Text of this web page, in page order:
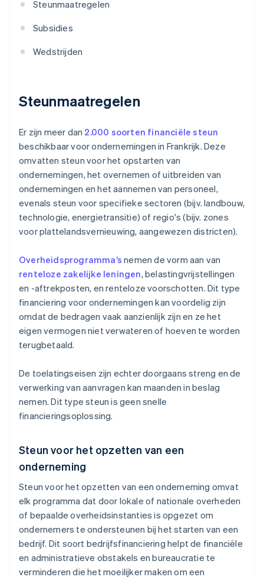
Steunmaatregelen
Subsidies
Wedstrijden
Steunmaatregelen
Er zijn meer dan 2.000 soorten financiële steun
beschikbaar voor ondernemingen in Frankrijk. Deze
omvatten steun voor het opstarten van
ondernemingen, het overnemen of uitbreiden van
ondernemingen en het aannemen van personeel,
evenals steun voor specifieke sectoren (bijv. landbouw,
technologie, energietransitie) of regio's (bijv. zones
voor plattelandsvernieuwing, aangewezen districten).
Overheidsprogramma’s nemen de vorm aan van
renteloze zakelijke leningen, belastingvrijstellingen
en -aftrekposten, en renteloze voorschotten. Dit type
financiering voor ondernemingen kan voordelig zijn
omdat de bedragen vaak aanzienlijk zijn en ze het
eigen vermogen niet verwateren of hoeven te worden
terugbetaald.
De toelatingseisen zijn echter doorgaans streng en de
verwerking van aanvragen kan maanden in beslag
nemen. Dit type steun is geen snelle
financieringsoplossing.
Steun voor het opzetten van een
onderneming
Steun voor het opzetten van een onderneming omvat
elk programma dat door lokale of nationale overheden
of bepaalde overheidsinstanties is opgezet om
ondernemers te ondersteunen bij het starten van een
bedrijf. Dit soort bedrijfsfinanciering helpt de financiële
en administratieve obstakels en bureaucratie te
verminderen die het moeilijker maken om een